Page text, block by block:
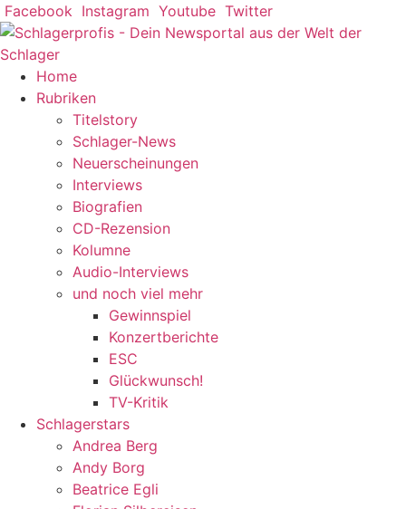
Zum
Inhalt
springen
Facebook Instagram Youtube Twitter
Home
Rubriken
Titelstory
Schlager-News
Neuerscheinungen
Interviews
Biografien
CD-Rezension
Kolumne
Audio-Interviews
und noch viel mehr
Gewinnspiel
Konzertberichte
ESC
Glückwunsch!
TV-Kritik
Schlagerstars
Andrea Berg
Andy Borg
Beatrice Egli